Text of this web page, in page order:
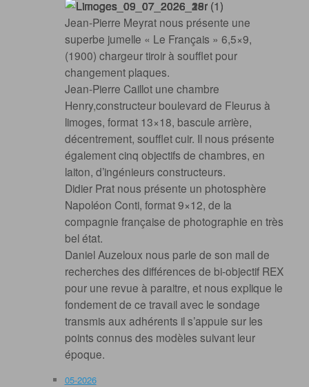
Jean-Pierre Meyrat nous présente une
superbe jumelle « Le Français » 6,5×9,
(1900) chargeur tiroir à soufflet pour
changement plaques.
Jean-Pierre Caillot une chambre
Henry,constructeur boulevard de Fleurus à
limoges, format 13×18, bascule arrière,
décentrement, soufflet cuir. Il nous présente
également cinq objectifs de chambres, en
laiton, d’ingénieurs constructeurs.
Didier Prat nous présente un photosphère
Napoléon Conti, format 9×12, de la
compagnie française de photographie en très
bel état.
Daniel Auzeloux nous parle de son mail de
recherches des différences de bi-objectif REX
pour une revue à paraitre, et nous explique le
fondement de ce travail avec le sondage
transmis aux adhérents il s’appuie sur les
points connus des modèles suivant leur
époque.
05-2026